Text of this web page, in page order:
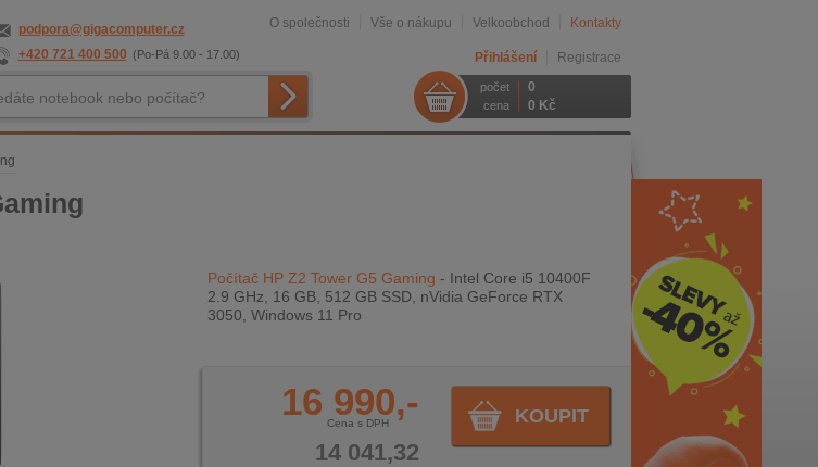
podpora@gigacomputer.cz
+420 721 400 500 (Po-Pá 9.00 - 17.00)
O společnosti Vše o nákupu Velkoobchod Kontakty
Přihlášení Registrace
počet 0
cena 0 Kč
Počítač HP Z2 Tower G5 Gaming - Intel Core i5 10400F
2.9 GHz, 16 GB, 512 GB SSD, nVidia GeForce RTX
3050, Windows 11 Pro
KOUPIT
16 990,-
Cena s DPH
14 041,32